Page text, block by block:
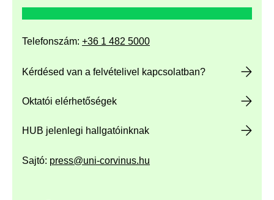
Telefonszám: +36 1 482 5000
Kérdésed van a felvételivel kapcsolatban?
Oktatói elérhetőségek
HUB jelenlegi hallgatóinknak
Sajtó: press@uni-corvinus.hu